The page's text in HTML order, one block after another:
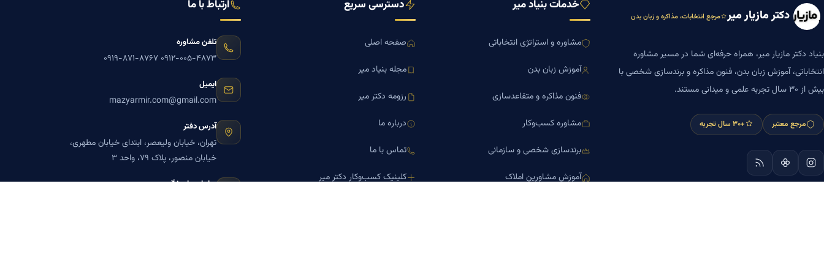
دکتر مازیار میر مرجع انتخابات، مذاکره و زبان بدن
بنیاد دکتر مازیار میر، همراه حرفه‌ای شما در مسیر مشاوره
انتخاباتی، آموزش زبان بدن، فنون مذاکره و برندسازی شخصی با
بیش از ۳۰ سال تجربه علمی و میدانی مستند.
مرجع معتبر +۳۰ سال تجربه
خدمات بنیاد میر
مشاوره و استراتژی انتخاباتی
آموزش زبان بدن
فنون مذاکره و متقاعدسازی
مشاوره کسب‌وکار
برندسازی شخصی و سازمانی
آموزش مشاورین املاک
دسترسی سریع
صفحه اصلی
مجله بنیاد میر
رزومه دکتر میر
درباره ما
تماس با ما
کلینیک کسب‌وکار دکتر میر
ارتباط با ما
تلفن مشاوره
۰۹۱۲-۰۰۵-۴۸۷۳ ۰۹۱۹-۸۷۱-۸۷۶۷
ایمیل
mazyarmir.com@gmail.com
آدرس دفتر
تهران، خیابان ولیعصر، ابتدای خیابان مطهری،
خیابان منصور، پلاک ۷۹، واحد ۳
ساعات پاسخگویی